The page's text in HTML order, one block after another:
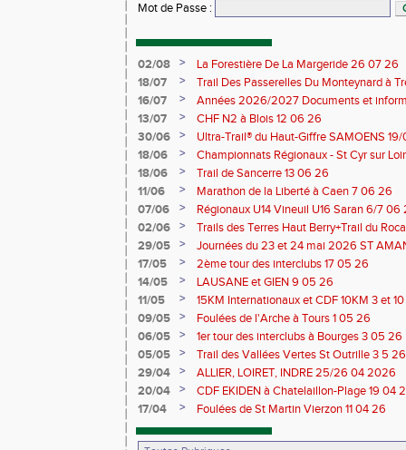
Mot de Passe :
02/08 >
La Forestière De La Margeride 26 07 26
18/07
>
Trail Des Passerelles Du Monteynard à
16/07
>
Années 2026/2027 Documents et
13/07
>
CHF N2 à Blois 12 06 26
30/06
>
Ultra-Trail® du Haut-Giffre SAMOENS
18/06
>
Championnats Régionaux - St Cyr sur
Saran 13/14 06 26
18/06 >
Trail de Sancerre 13 06 26
11/06
>
Marathon de la Liberté à Caen 7 06 26
07/06
>
Régionaux U14 Vineuil U16 Saran 6/7 06
02/06
>
Trails des Terres Haut Berry+Trail du
du Berry 30/31 05 2026
29/05 >
Journées du 23 et 24 mai 2026 ST
17/05
>
2ème tour des interclubs 17 05 26
14/05
>
LAUSANE et GIEN 9 05 26
11/05
>
15KM Internationaux et CDF 10KM 3 et
09/05
>
Foulées de l'Arche à Tours 1 05 26
06/05
>
1er tour des interclubs à Bourges 3 05 26
05/05
>
Trail des Vallées Vertes St Outrille 3 5 26
29/04
>
ALLIER, LOIRET, INDRE 25/26 04 2026
20/04
>
CDF EKIDEN à Chatelaillon-Plage 19 04
17/04
> Foulées de St Martin Vierzon 11 04 26